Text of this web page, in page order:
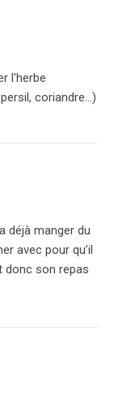
l'herbe
coriandre…)
déjà manger du
avec pour qu’il
donc son repas